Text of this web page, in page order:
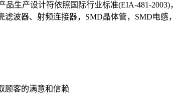
生产设计符依照国际行业标准(EIA-481-
波器、射频连接器，SMD晶体管，SMD电感
顾客的满意和信赖